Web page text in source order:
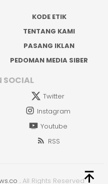
KODE ETIK
TENTANG KAMI
PASANG IKLAN
PEDOMAN MEDIA SIBER
SOCIAL
Twitter
Instagram
Youtube
RSS
. All Rights Reserved